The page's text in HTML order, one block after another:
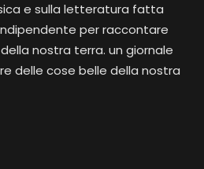
e sulla letteratura fatta
per raccontare
nostra terra. un giornale
delle cose belle della nostra